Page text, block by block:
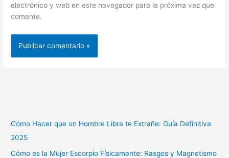
electrónico y web en este navegador para la próxima vez que
comente.
Cómo Hacer que un Hombre Libra te Extrañe: Guía Definitiva
2025
Cómo es la Mujer Escorpio Físicamente: Rasgos y Magnetismo